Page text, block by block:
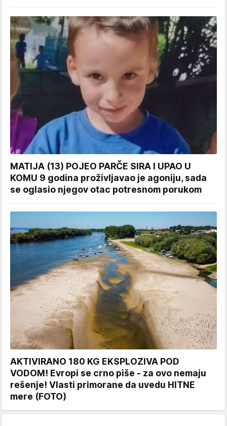
MATIJA (13) POJEO PARČE SIRA I UPAO U
KOMU 9 godina proživljavao je agoniju, sada
se oglasio njegov otac potresnom porukom
AKTIVIRANO 180 KG EKSPLOZIVA POD
VODOM! Evropi se crno piše - za ovo nemaju
rešenje! Vlasti primorane da uvedu HITNE
mere (FOTO)